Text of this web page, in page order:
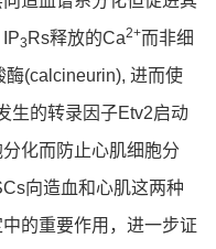
3 Rs释放的Ca2+而非细
酶(calcineurin), 进而使
生的转录因子Etv2启动
化而防止心肌细胞分
向造血和心肌这两种
的重要作用，进一步证